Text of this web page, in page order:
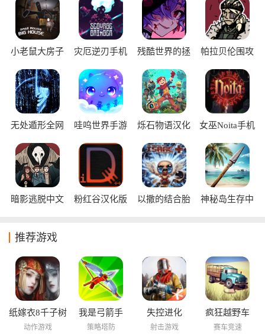
你轻松开启一场精彩刺激的冒险之旅。
小老鼠大房子
灾厄逆刃手机
残酷世界的拯
帕拉贝伦围攻
无处遁形全网
哇呜世界手游
烁石物语汉化
女巫Noita手机
暗影逃脱中文
粉红谷汉化版
以撒的结合胎
神秘岛生存中
推荐游戏
纸嫁衣8千子树
动作游戏
我是弓箭手
策略塔防
失控进化
射击游戏
疯狂越野车
赛车竞速